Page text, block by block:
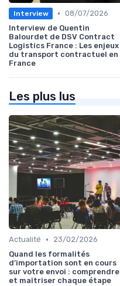
Interview • 08/07/2026
Interview de Quentin
Balourdet de DSV Contract
Logistics France : Les enjeux
du transport contractuel en
France
Les plus lus
Actualité •
23/02/2026
Quand les formalités
d’importation sont en cours
sur votre envoi : comprendre
et maîtriser chaque étape